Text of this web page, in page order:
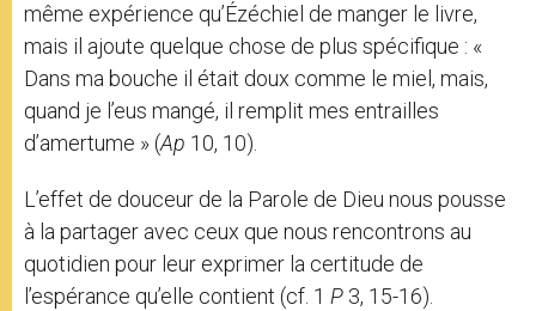
même expérience qu’Ézéchiel de manger le livre,
mais il ajoute quelque chose de plus spécifique : «
Dans ma bouche il était doux comme le miel, mais,
quand je l’eus mangé, il remplit mes entrailles
d’amertume » (Ap 10, 10).
L’effet de douceur de la Parole de Dieu nous pousse
à la partager avec ceux que nous rencontrons au
quotidien pour leur exprimer la certitude de
l’espérance qu’elle contient (cf. 1 P 3, 15-16).